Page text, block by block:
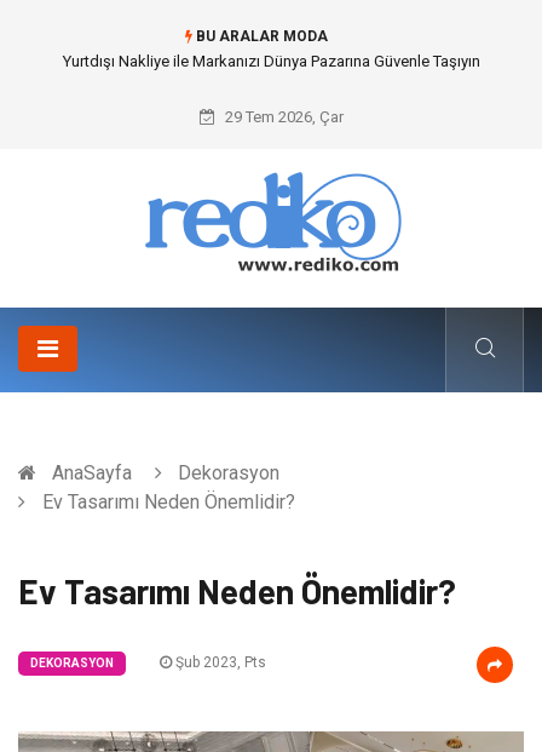
BU ARALAR MODA
İnternetsiz Bir Gün Nedir ve Neden Önemlidir?
29 Tem 2026, Çar
AnaSayfa
Dekorasyon
Ev Tasarımı Neden Önemlidir?
Ev Tasarımı Neden Önemlidir?
DEKORASYON Şub 2023, Pts